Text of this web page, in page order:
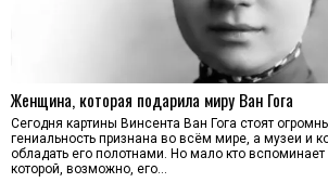
Женщина, которая подарила миру Ван Гога
Сегодня картины Винсента Ван Гога стоят
гениальность признана во всём мире, а музеи и
обладать его полотнами. Но мало кто
которой, возможно, его…